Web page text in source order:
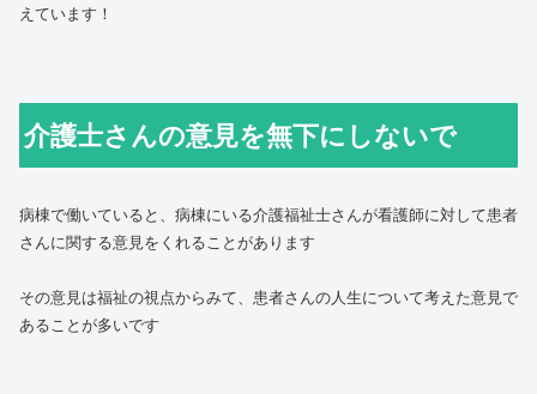
えています！
介護士さんの意見を無下にしないで
病棟で働いていると、病棟にいる介護福祉士さんが看護師に対して患者
さんに関する意見をくれることがあります
その意見は福祉の視点からみて、患者さんの人生について考えた意見で
あることが多いです